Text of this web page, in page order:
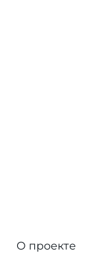
О проекте